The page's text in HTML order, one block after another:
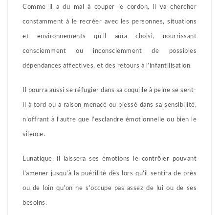
Comme il a du mal à couper le cordon, il va chercher
constamment à le recréer avec les personnes, situations
et environnements qu’il aura choisi, nourrissant
consciemment ou inconsciemment de possibles
dépendances affectives, et des retours à l’infantilisation.
Il pourra aussi se réfugier dans sa coquille à peine se sent-
il à tord ou a raison menacé ou blessé dans sa sensibilité,
n’offrant à l’autre que l’esclandre émotionnelle ou bien le
silence.
Lunatique, il laissera ses émotions le contrôler pouvant
l’amener jusqu’à la puérilité dès lors qu’il sentira de près
ou de loin qu’on ne s’occupe pas assez de lui ou de ses
besoins.